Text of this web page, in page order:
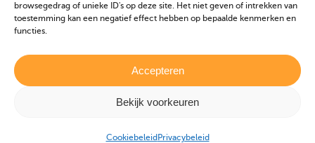
browsegedrag of unieke ID's op deze site. Het niet geven of intrekken van
toestemming kan een negatief effect hebben op bepaalde kenmerken en
functies.
Accepteren
Bekijk voorkeuren
Cookiebeleid Privacybeleid
VIP
Veulen aanmelden